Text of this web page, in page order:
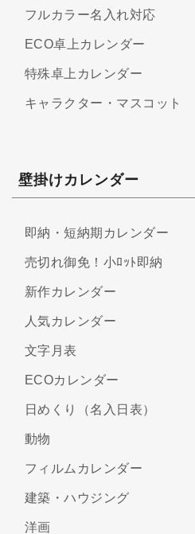
フルカラー名入れ対応
ECO卓上カレンダー
特殊卓上カレンダー
キャラクター・マスコット
壁掛けカレンダー
即納・短納期カレンダー
売切れ御免！小ﾛｯﾄ即納
新作カレンダー
人気カレンダー
文字月表
ECOカレンダー
日めくり（名入日表）
動物
フィルムカレンダー
建築・ハウジング
洋画